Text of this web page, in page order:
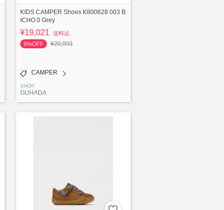
KIDS CAMPER Shoes K800628 003 B
ICHO 0 Grey
¥19,021
送料込
9%OFF
¥20,991
CAMPER
SHOP
GUHADA